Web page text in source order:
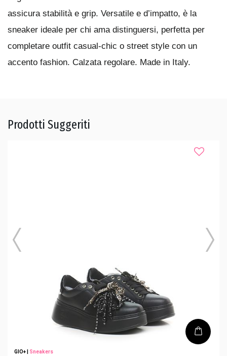
assicura stabilità e grip. Versatile e d’impatto, è la
sneaker ideale per chi ama distinguersi, perfetta per
completare outfit casual-chic o street style con un
accento fashion. Calzata regolare. Made in Italy.
Prodotti Suggeriti
GIO+ Sneakers